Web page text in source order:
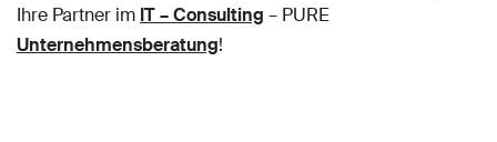
Ihre Partner im IT – Consulting – PURE
Unternehmensberatung!